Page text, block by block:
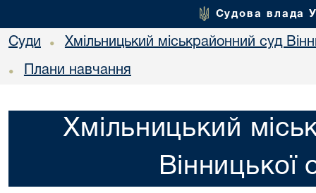
Судова влада
Суди • Хмільницький міськрайонний суд
• Плани навчання
Хмільницький
Вінницької